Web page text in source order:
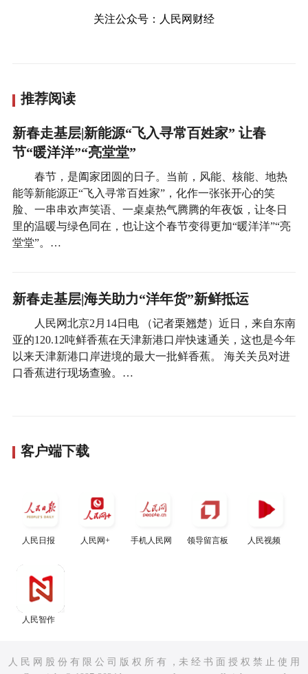
关注公众号：人民网财经
推荐阅读
新春走基层|新能源“飞入寻常百姓家” 让春
节“暖洋洋”“亮堂堂”
春节，是阖家团圆的日子。当前，风能、核能、地热
能等新能源正“飞入寻常百姓家”，化作一张张开心的笑
脸、一串串欢声笑语、一桌桌热气腾腾的年夜饭，让冬日
里的温暖与绿色同在，也让这个春节变得更加“暖洋洋”“亮
堂堂”。…
新春走基层|海关助力“洋年货”新鲜抵运
人民网北京2月14日电 （记者栗翘楚）近日，来自东南
亚的120.12吨鲜香蕉在天津新港口岸快速通关，这也是今年
以来天津新港口岸进境的最大一批鲜香蕉。 海关关员对进
口香蕉进行现场查验。…
客户端下载
人民日报 人民网+ 手机人民网 领导留言板 人民视频
人民智作
人 民 网 股 份 有 限 公 司 版 权 所 有 ，未 经 书 面 授 权 禁 止 使 用